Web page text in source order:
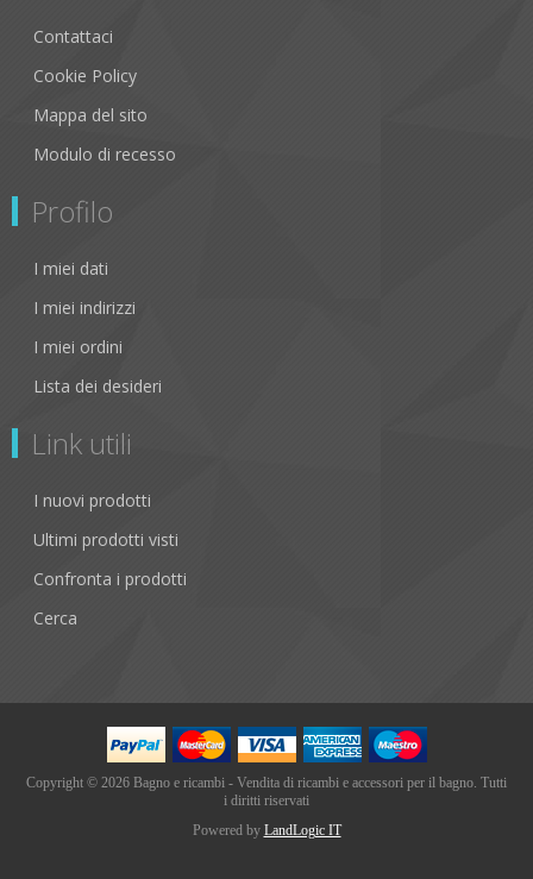
Contattaci
Cookie Policy
Mappa del sito
Modulo di recesso
Profilo
I miei dati
I miei indirizzi
I miei ordini
Lista dei desideri
Link utili
I nuovi prodotti
Ultimi prodotti visti
Confronta i prodotti
Cerca
Copyright © 2026 Bagno e ricambi - Vendita di ricambi e accessori per il bagno. Tutti
i diritti riservati
Powered by LandLogic IT